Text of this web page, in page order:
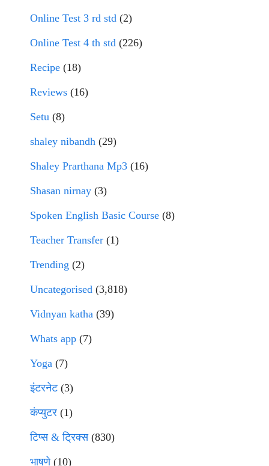
Online Test 3 rd std (2)
Online Test 4 th std (226)
Recipe (18)
Reviews (16)
Setu (8)
shaley nibandh (29)
Shaley Prarthana Mp3 (16)
Shasan nirnay (3)
Spoken English Basic Course (8)
Teacher Transfer (1)
Trending (2)
Uncategorised (3,818)
Vidnyan katha (39)
Whats app (7)
Yoga (7)
इंटरनेट(3)
कंप्युटर (1)
टिप्स & ट्रिक्स(830)
भाषणे(10)